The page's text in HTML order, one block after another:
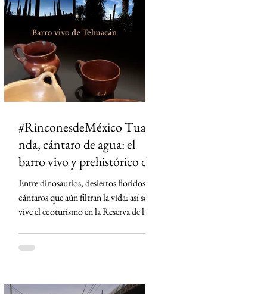
#RinconesdeMéxico Tua-
nda, cántaro de agua: el
barro vivo y prehistórico de
Tehuacán
Entre dinosaurios, desiertos floridos y
cántaros que aún filtran la vida: así se
vive el ecoturismo en la Reserva de la